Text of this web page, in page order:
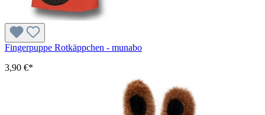
Fingerpuppe Rotkäppchen - munabo
3,90 €*